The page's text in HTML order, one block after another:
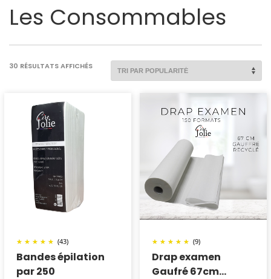
Les Consommables
30 RÉSULTATS AFFICHÉSTRIÉ
Bandes épilation
par 250
(43)
Drap examen
Gaufré 67cm
(9)